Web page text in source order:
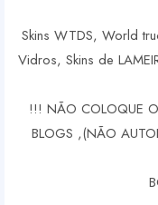
Skins WTDS, World
Vidros, Skins de
!!! NÃO COLOQUE
BLOGS ,(NÃO